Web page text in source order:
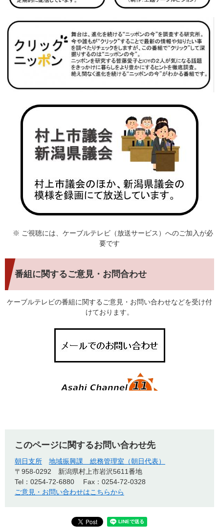
※ ご視聴には、ケーブルテレビ（放送サービス）へのご加入が必
要です
番組に関するご意見・お問合わせ
ケーブルテレビの番組に関するご意見・お問い合わせなどを受け付
けております。
このページに関するお問い合わせ先
朝日支所
地域振興課 総務管理室（朝日代表）
〒958-0292
新潟県村上市岩沢5611番地
Tel：0254-72-6880
Fax：0254-72-0328
ご意見・お問い合わせはこちらから